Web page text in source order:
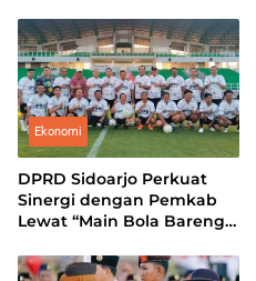
Ekonomi
DPRD Sidoarjo Perkuat
Sinergi dengan Pemkab
Lewat “Main Bola Bareng”